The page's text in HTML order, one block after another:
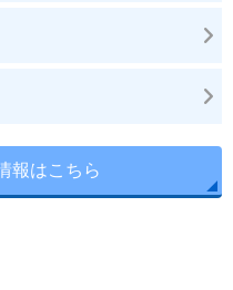
報はこちら